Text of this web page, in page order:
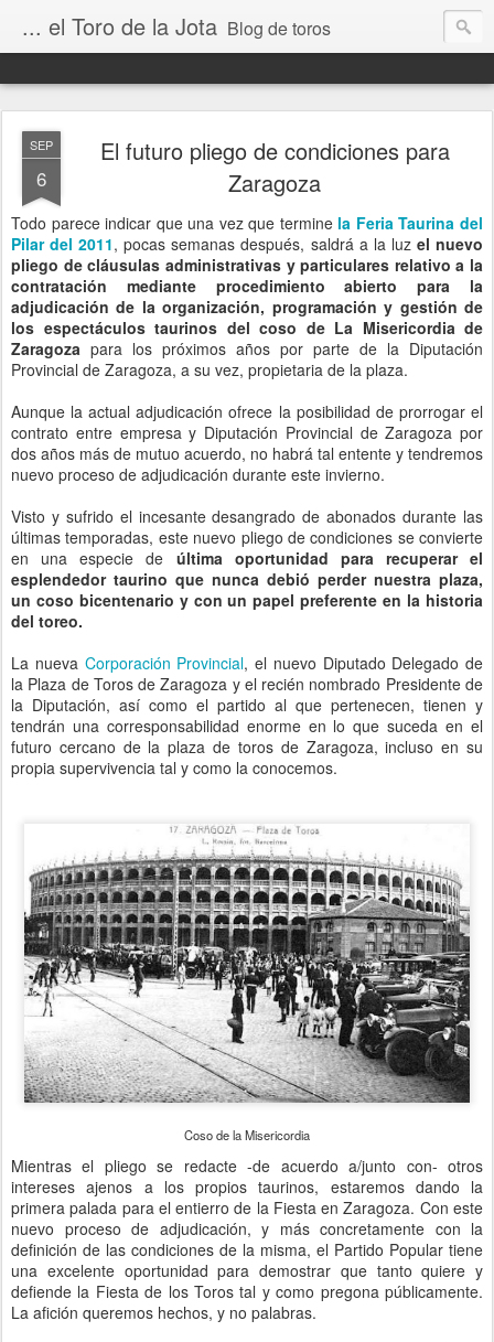
... el Toro de la Jota Blog de toros
SEP
6
El futuro pliego de condiciones para
Zaragoza
Todo parece indicar que una vez que termine la Feria Taurina del
Pilar del 2011, pocas semanas después, saldrá a la luz el nuevo
pliego de cláusulas administrativas y particulares relativo a la
contratación mediante procedimiento abierto para la
adjudicación de la organización, programación y gestión de
los espectáculos taurinos del coso de La Misericordia de
Zaragoza para los próximos años por parte de la Diputación
Provincial de Zaragoza, a su vez, propietaria de la plaza.
Aunque la actual adjudicación ofrece la posibilidad de prorrogar el
contrato entre empresa y Diputación Provincial de Zaragoza por
dos años más de mutuo acuerdo, no habrá tal entente y tendremos
nuevo proceso de adjudicación durante este invierno.
Visto y sufrido el incesante desangrado de abonados durante las
últimas temporadas, este nuevo pliego de condiciones se convierte
en una especie de última oportunidad para recuperar el
esplendedor taurino que nunca debió perder nuestra plaza,
un coso bicentenario y con un papel preferente en la historia
del toreo.
La nueva Corporación Provincial, el nuevo Diputado Delegado de
la Plaza de Toros de Zaragoza y el recién nombrado Presidente de
la Diputación, así como el partido al que pertenecen, tienen y
tendrán una corresponsabilidad enorme en lo que suceda en el
futuro cercano de la plaza de toros de Zaragoza, incluso en su
propia supervivencia tal y como la conocemos.
Coso de la Misericordia
Mientras el pliego se redacte -de acuerdo a/junto con- otros
intereses ajenos a los propios taurinos, estaremos dando la
primera palada para el entierro de la Fiesta en Zaragoza. Con este
nuevo proceso de adjudicación, y más concretamente con la
definición de las condiciones de la misma, el Partido Popular tiene
una excelente oportunidad para demostrar que tanto quiere y
defiende la Fiesta de los Toros tal y como pregona públicamente.
La afición queremos hechos, y no palabras.